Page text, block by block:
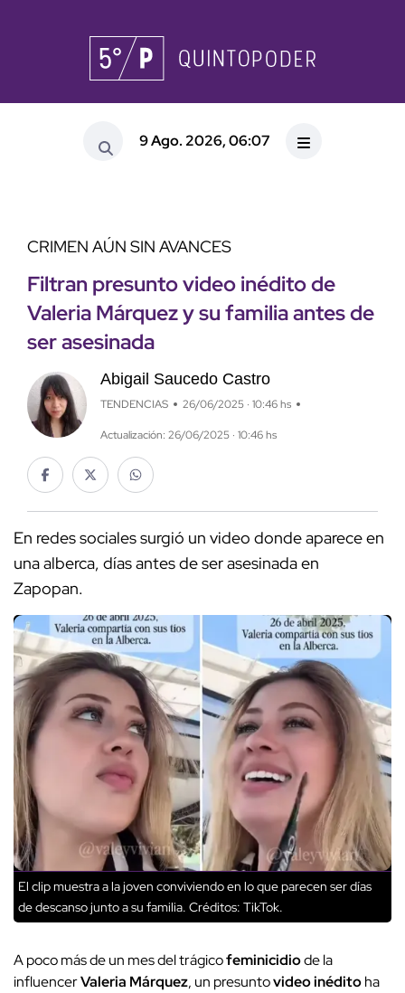
9 Ago. 2026, 06:07
CRIMEN AÚN SIN AVANCES
Filtran presunto video inédito de
Valeria Márquez y su familia antes de
ser asesinada
Abigail Saucedo Castro
TENDENCIAS 26/06/2025 · 10:46 hs
Actualización: 26/06/2025 · 10:46 hs
En redes sociales surgió un video donde aparece en
una alberca, días antes de ser asesinada en
Zapopan.
El clip muestra a la joven conviviendo en lo que parecen ser días
de descanso junto a su familia. Créditos: TikTok.
A poco más de un mes del trágicofeminicidiode la
influencerValeria Márquez, un presuntovideo inéditoha